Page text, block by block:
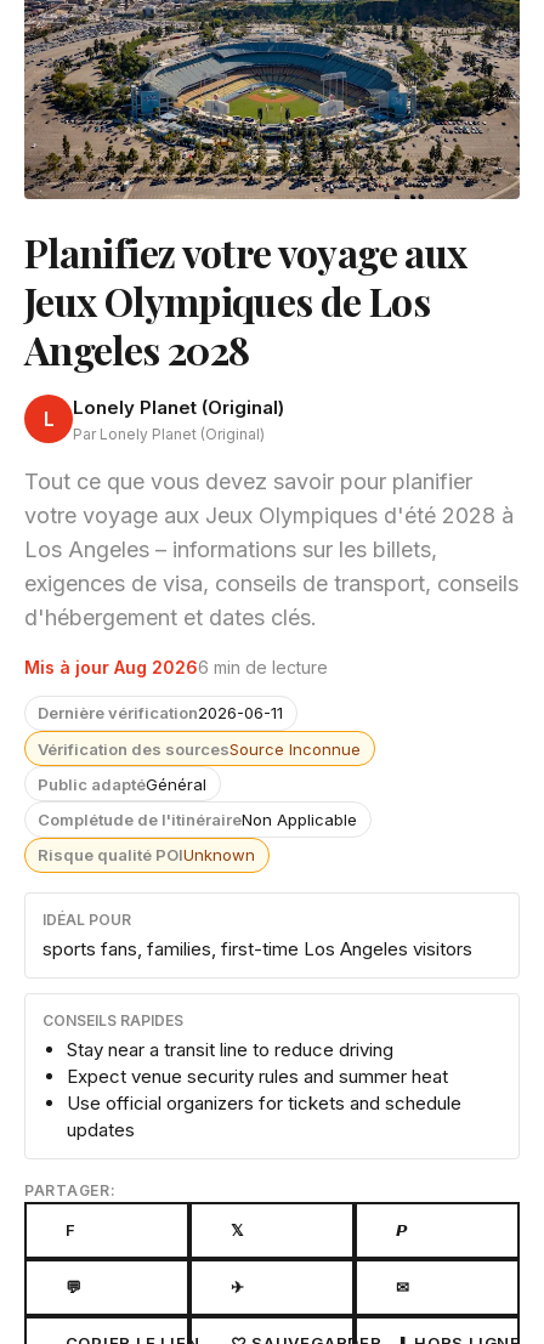
Planifiez votre voyage aux
Jeux Olympiques de Los
Angeles 2028
L Lonely Planet (Original)
Par Lonely Planet (Original)
Tout ce que vous devez savoir pour planifier
votre voyage aux Jeux Olympiques d'été 2028 à
Los Angeles – informations sur les billets,
exigences de visa, conseils de transport, conseils
d'hébergement et dates clés.
Mis à jour Aug 20266 min de lecture
Dernière vérification2026-06-11
Vérification des sourcesSource Inconnue
Public adaptéGénéral
Complétude de l'itinéraireNon Applicable
Risque qualité POIUnknown
IDÉAL POUR
sports fans, families, first-time Los Angeles visitors
CONSEILS RAPIDES
Stay near a transit line to reduce driving
Expect venue security rules and summer heat
Use official organizers for tickets and schedule
updates
PARTAGER:
F 𝕏 𝙋
💬 ✈ ✉